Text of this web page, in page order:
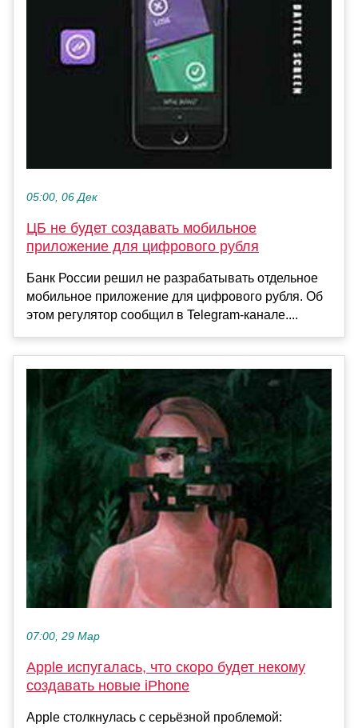
05:00, 06 Дек
ЦБ не будет создавать мобильное
приложение для цифрового рубля
Банк России решил не разрабатывать отдельное
мобильное приложение для цифрового рубля. Об
этом регулятор сообщил в Telegram-канале....
07:00, 29 Мар
Apple испугалась, что скоро будет некому
создавать новые iPhone
Apple столкнулась с серьёзной проблемой: